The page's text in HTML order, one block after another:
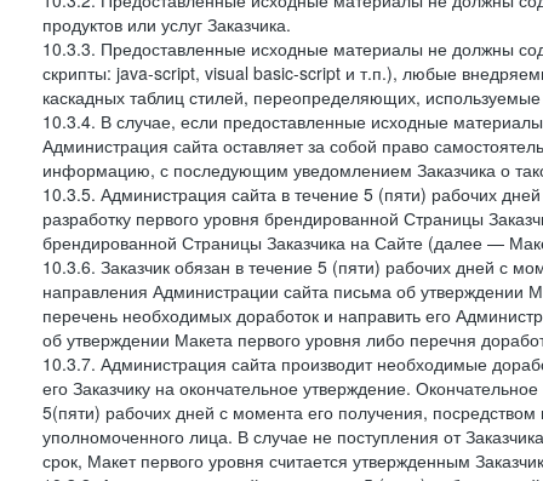
продуктов или услуг Заказчика.
10.3.3. Предоставленные исходные материалы не должны
скрипты: java-script, visual basic-script и т.п.), любые
каскадных таблиц стилей, переопределяющих,
10.3.4. В случае, если предоставленные исходные
Администрация сайта оставляет за собой право
информацию, с последующим уведомлением Заказчика о
10.3.5. Администрация сайта в течение 5 (пяти) рабочих
разработку первого уровня брендированной Страницы
брендированной Страницы Заказчика на Сайте (далее —
10.3.6. Заказчик обязан в течение 5 (пяти) рабочих дней с
направления Администрации сайта письма об утверждении
перечень необходимых доработок и направить его
об утверждении Макета первого уровня либо перечня
10.3.7. Администрация сайта производит необходимые
его Заказчику на окончательное утверждение.
5(пяти) рабочих дней с момента его получения,
уполномоченного лица. В случае не поступления от
срок, Макет первого уровня считается утвержденным